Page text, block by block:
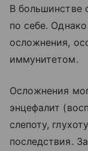
В большинстве
по себе.
осложнения,
иммунитетом.
Осложнения
энцефалит
слепоту,
последствия.